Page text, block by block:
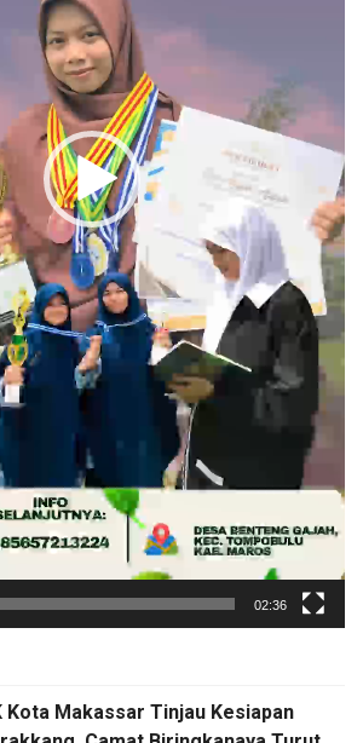
02:36
Kota Makassar Tinjau Kesiapan